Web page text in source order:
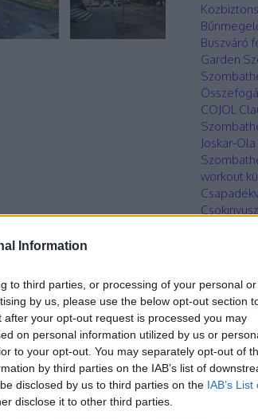
Information
to third parties, or processing of your personal or
by us, please use the below opt-out section
your opt-out request is processed you may
on personal information utilized by us or
to your opt-out. You may separately opt-out of
by third parties on the IAB’s list of
disclosed by us to third parties on the IAB’s List
disclose it to other third parties.
Buszváró
Garden
CÖJOL
Joskar-
workout
Dr.
Gulyás
Dr
feltöltési